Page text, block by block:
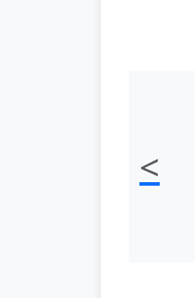
<